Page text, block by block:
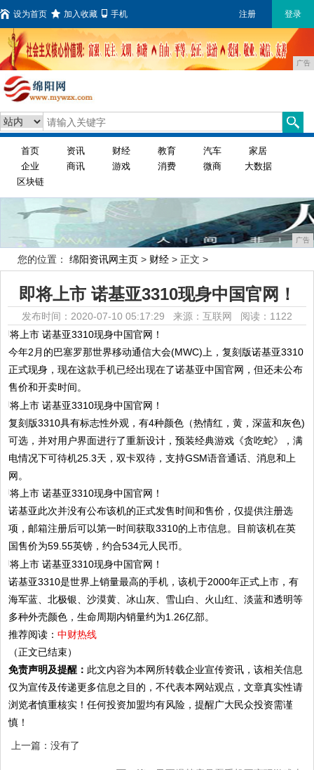
设为首页 加入收藏 手机 注册 登录
广告
首页 资讯 财经 教育 汽车
家居
企业
商讯 游戏 消费 微商
大数据
区块链
广告
您的位置： 绵阳资讯网主页 > 财经 > 正文 >
即将上市 诺基亚3310现身中国官网！
发布时间：2020-07-10 05:17:29 来源：互联网 阅读：1122
今年2月的巴塞罗那世界移动通信大会(MWC)上，复刻版诺基亚3310
正式现身，现在这款手机已经出现在了诺基亚中国官网，但还未公布
售价和开卖时间。
复刻版3310具有标志性外观，有4种颜色（热情红，黄，深蓝和灰色)
可选，并对用户界面进行了重新设计，预装经典游戏《贪吃蛇》，满
电情况下可待机25.3天，双卡双待，支持GSM语音通话、消息和上
网。
诺基亚此次并没有公布该机的正式发售时间和售价，仅提供注册选
项，邮箱注册后可以第一时间获取3310的上市信息。目前该机在英
国售价为59.55英镑，约合534元人民币。
诺基亚3310是世界上销量最高的手机，该机于2000年正式上市，有
海军蓝、北极银、沙漠黄、冰山灰、雪山白、火山红、淡蓝和透明等
多种外壳颜色，生命周期内销量约为1.26亿部。
推荐阅读：中财热线
（正文已结束）
免责声明及提醒： 此文内容为本网所转载企业宣传资讯，该相关信息
仅为宣传及传递更多信息之目的，不代表本网站观点，文章真实性请
浏览者慎重核实！任何投资加盟均有风险，提醒广大民众投资需谨
慎！
上一篇：没有了